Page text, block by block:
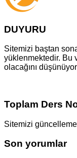
DUYURU
Sitemizi baştan
yüklenmektedir. Bu
olacağını
Toplam Ders
Sitemizi
Son yorumlar